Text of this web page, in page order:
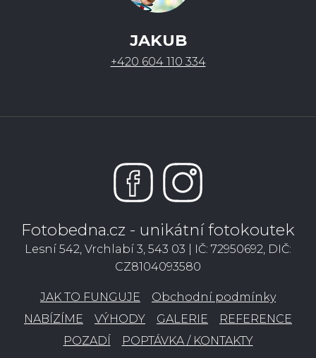
JAKUB
+420 604 110 334
Fotobedna.cz - unikátní fotokoutek
Lesní 542, Vrchlabí 3, 543 03 | IČ: 72950692, DIČ:
CZ8104093580
JAK TO FUNGUJE
Obchodní podmínky
NABÍZÍME
VÝHODY GALERIE
REFERENCE
POZADÍ
POPTÁVKA / KONTAKTY